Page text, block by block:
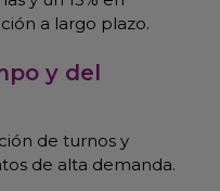
a largo plazo.
y del
de turnos y
de alta demanda.